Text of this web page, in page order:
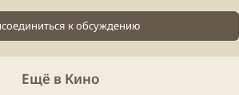
к обсуждению
Ещё в Кино